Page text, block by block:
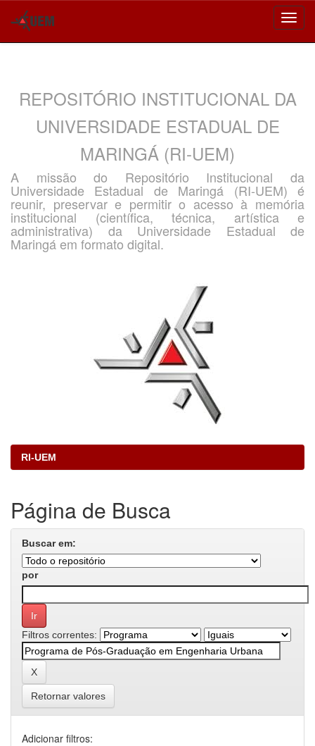
REPOSITÓRIO INSTITUCIONAL DA
UNIVERSIDADE ESTADUAL DE
MARINGÁ (RI-UEM)
A missão do Repositório Institucional da
Universidade Estadual de Maringá (RI-UEM) é
reunir, preservar e permitir o acesso à memória
institucional (científica, técnica, artística e
administrativa) da Universidade Estadual de
Maringá em formato digital.
RI-UEM
Página de Busca
Buscar em:
por
Filtros correntes:
Retornar valores
Adicionar filtros: